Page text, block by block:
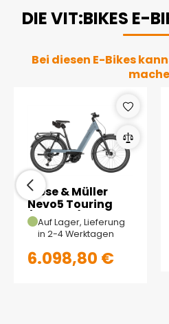
DIE VIT:BIKES E-
Bei diesen E-Bikes
Riese & Müller
Nevo5 Touring
(Ice Blue)
Auf Lager, Lieferung
in 2-4 Werktagen
6.098,80 €